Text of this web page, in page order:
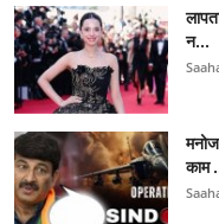
न...
काम